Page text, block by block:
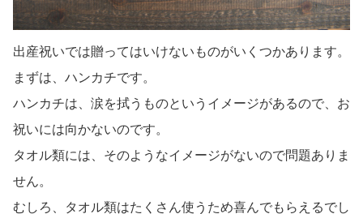
出産祝いでは贈ってはいけないものがいくつかあります。
まずは、ハンカチです。
ハンカチは、涙を拭うものというイメージがあるので、お
祝いには向かないのです。
タオル類には、そのようなイメージがないので問題ありま
せん。
むしろ、タオル類はたくさん使うため喜んでもらえるでし